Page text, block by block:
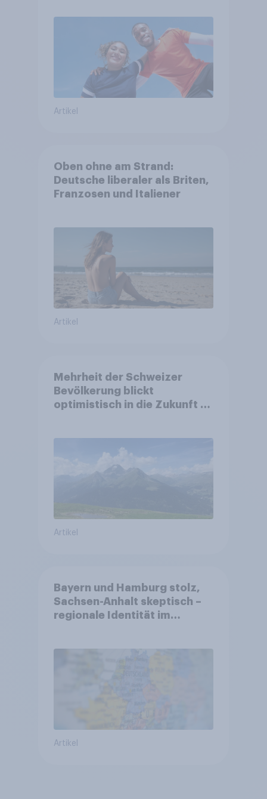
Artikel
Oben ohne am Strand:
Deutsche liberaler als Briten,
Franzosen und Italiener
Artikel
Mehrheit der Schweizer
Bevölkerung blickt
optimistisch in die Zukunft –
Altersvorsorge
Artikel
Bayern und Hamburg stolz,
Sachsen-Anhalt skeptisch –
regionale Identität im
Artikel